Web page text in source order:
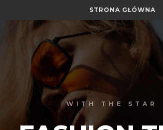
STRONA GŁÓWNA
WITH THE STAR